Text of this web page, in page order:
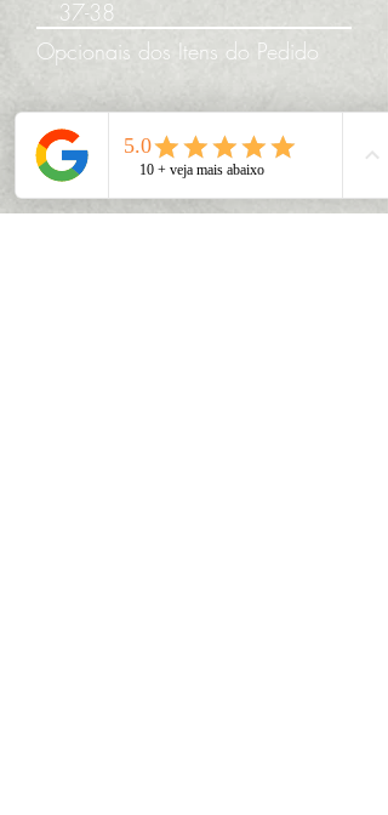
Opcionais dos Itens do Pedido
Enviar